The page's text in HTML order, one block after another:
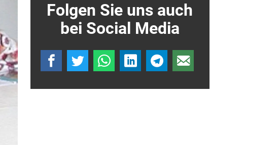
Folgen Sie uns auch
bei Social Media